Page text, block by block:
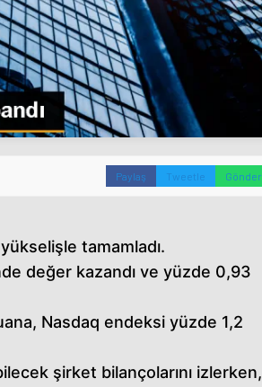
Paylaş Tweetle Gönder
tamamladı.
değer kazandı ve yüzde 0,93
Nasdaq endeksi yüzde 1,2
şirket bilançolarını izlerken,